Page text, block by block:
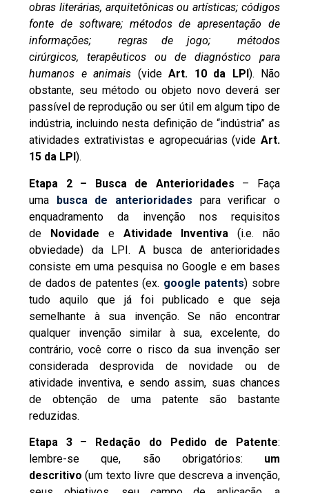
obras literárias, arquitetônicas ou artísticas; códigos
fonte de software; métodos de apresentação de
informações; regras de jogo; métodos
cirúrgicos, terapêuticos ou de diagnóstico para
humanos e animais (vide Art. 10 da LPI ). Não
obstante, seu método ou objeto novo deverá ser
passível de reprodução ou ser útil em algum tipo de
indústria, incluindo nesta definição de “indústria” as
atividades extrativistas e agropecuárias (vide Art.
15 da LPI ).
Etapa 2 – Busca de Anterioridades – Faça
uma busca de anterioridades para verificar o
enquadramento da invenção nos requisitos
de Novidade e Atividade Inventiva(i.e. não
obviedade) da LPI. A busca de anterioridades
consiste em uma pesquisa no Google e em bases
de dados de patentes (ex. google patents) sobre
tudo aquilo que já foi publicado e que seja
semelhante à sua invenção. Se não encontrar
qualquer invenção similar à sua, excelente, do
contrário, você corre o risco da sua invenção ser
considerada desprovida de novidade ou de
atividade inventiva, e sendo assim, suas chances
de obtenção de uma patente são bastante
reduzidas.
Etapa 3 – Redação do Pedido de Patente:
lembre-se que, são obrigatórios: um
descritivo(um texto livre que descreva a invenção,